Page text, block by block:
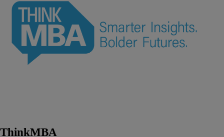
ThinkMBA